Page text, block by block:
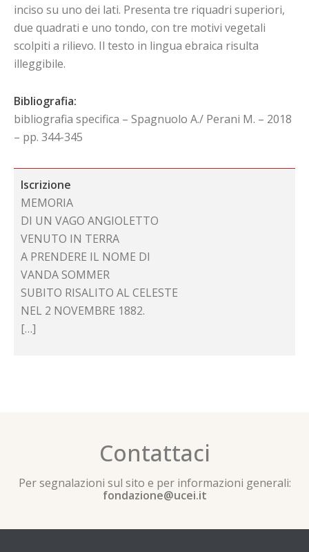
inciso su uno dei lati. Presenta tre riquadri superiori,
due quadrati e uno tondo, con tre motivi vegetali
scolpiti a rilievo. Il testo in lingua ebraica risulta
illeggibile.
Bibliografia:
bibliografia specifica – Spagnuolo A./ Perani M. – 2018
– pp. 344-345
Iscrizione
MEMORIA
DI UN VAGO ANGIOLETTO
VENUTO IN TERRA
A PRENDERE IL NOME DI
VANDA SOMMER
SUBITO RISALITO AL CELESTE
NEL 2 NOVEMBRE 1882.
[…]
Contattaci
Per segnalazioni sul sito e per informazioni generali:
fondazione@ucei.it